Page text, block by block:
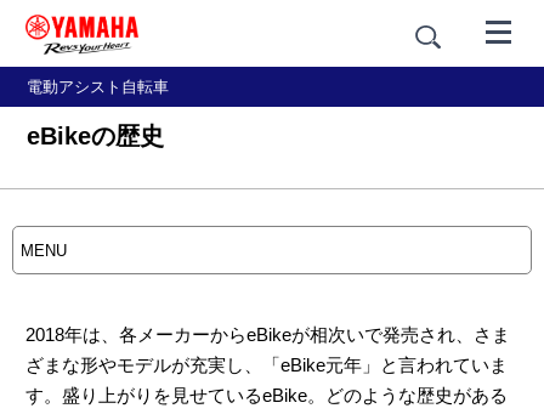
電動アシスト自転車
eBikeの歴史
MENU
教えて！eBike
「はじめてのYPJ」
eBikeの
基礎知識
2018年は、各メーカーからeBikeが相次いで発売され、さま
ざまな形やモデルが充実し、「eBike元年」と言われていま
す。盛り上がりを見せているeBike。どのような歴史がある